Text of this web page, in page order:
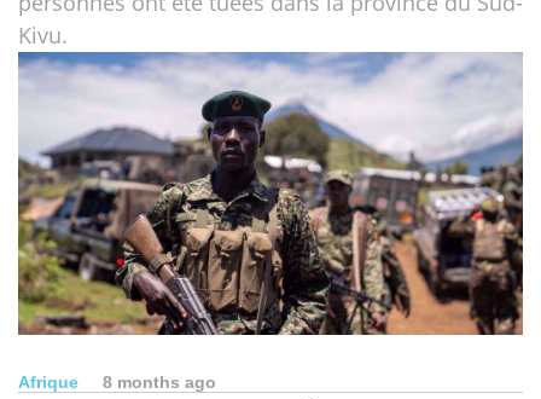
Kivu.
Afrique 8 months ago